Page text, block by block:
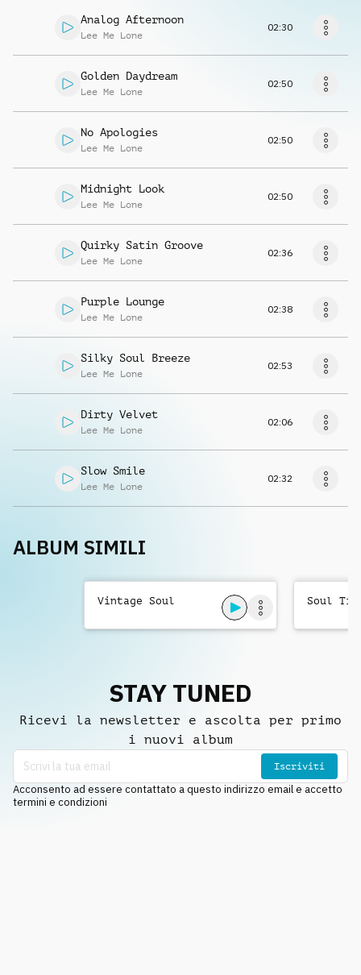
Analog Afternoon
Lee Me Lone
02:30
Golden Daydream
Lee Me Lone
02:50
No Apologies
Lee Me Lone
02:50
Midnight Look
Lee Me Lone
02:50
Quirky Satin Groove
Lee Me Lone
02:36
Purple Lounge
Lee Me Lone
02:38
Silky Soul Breeze
Lee Me Lone
02:53
Dirty Velvet
Lee Me Lone
02:06
Slow Smile
Lee Me Lone
02:32
ALBUM SIMILI
Vintage Soul Soul
STAY TUNED
Ricevi la newsletter e ascolta per primo
i nuovi album
Iscriviti
Acconsento ad essere contattato a questo indirizzo email e accetto
termini e condizioni